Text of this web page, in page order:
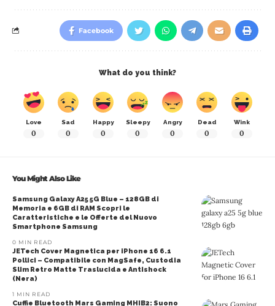
Facebook
What do you think?
Love
0
Sad
0
Happy
0
Sleepy
0
Angry
0
Dead
0
Wink
0
You Might Also Like
Samsung Galaxy A25 5G Blue – 128GB di
Memoria e 6GB di RAM Scopri le
Caratteristiche e le Offerte del Nuovo
Smartphone Samsung
0 MIN READ
JETech Cover Magnetica per iPhone 16 6.1
Pollici – Compatibile con MagSafe, Custodia
Slim Retro Matte Traslucida e Antishock
(Nera)
1 MIN READ
Cuffie Bluetooth Mars Gaming MHIB2: Suono